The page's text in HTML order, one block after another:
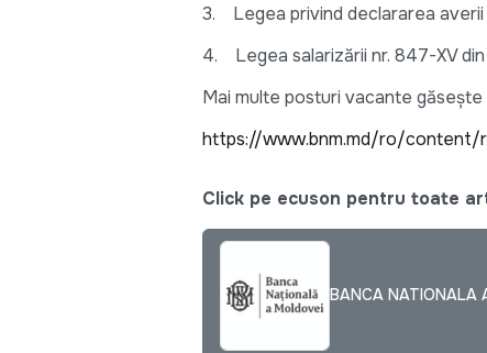
3. Legea privind declararea averii
4. Legea salarizării nr. 847-XV
Mai multe posturi vacante găsește
https://www.bnm.md/ro/content/
Click pe ecuson pentru toate
BANCA NATIONALA